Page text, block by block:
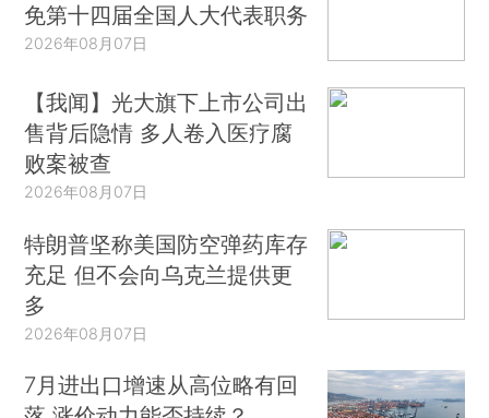
免第十四届全国人大代表职务
2026年08月07日
【我闻】光大旗下上市公司出
售背后隐情 多人卷入医疗腐
败案被查
2026年08月07日
特朗普坚称美国防空弹药库存
充足 但不会向乌克兰提供更
多
2026年08月07日
7月进出口增速从高位略有回